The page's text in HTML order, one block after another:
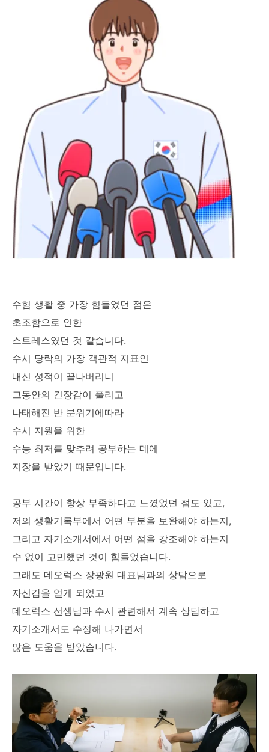
수험 생활 중 가장 힘들었던 점은
초조함으로 인한
스트레스였던 것 같습니다.
수시 당락의 가장 객관적 지표인
내신 성적이 끝나버리니
그동안의 긴장감이 풀리고
나태해진 반 분위기에따라
수시 지원을 위한
수능 최저를 맞추려 공부하는 데에
지장을 받았기 때문입니다.
공부 시간이 항상 부족하다고 느꼈었던 점도 있고,
저의 생활기록부에서 어떤 부분을 보완해야 하는지,
그리고 자기소개서에서 어떤 점을 강조해야 하는지
수 없이 고민했던 것이 힘들었습니다.
그래도 데오럭스 장광원 대표님과의 상담으로
자신감을 얻게 되었고
데오럭스 선생님과 수시 관련해서 계속 상담하고
자기소개서도 수정해 나가면서
많은 도움을 받았습니다.